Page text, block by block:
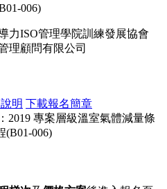
006)
力ISO管理學院訓練發展協會
理顧問有限公司
明 下載報名簡章